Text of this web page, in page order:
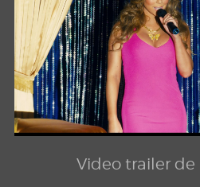
Video trailer